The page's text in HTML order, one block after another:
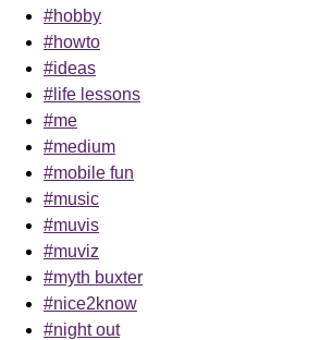
#hobby
#howto
#ideas
#life lessons
#me
#medium
#mobile fun
#music
#muvis
#muviz
#myth buxter
#nice2know
#night out